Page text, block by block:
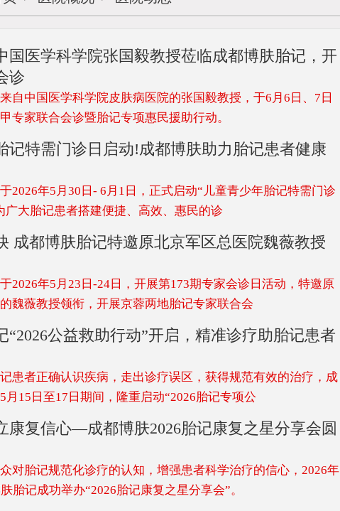
国医学科学院张国毅教授莅临成都博肤胎记，开
诊
自中国医学科学院皮肤病医院的张国毅教授，于6月6日、7日
专家联合会诊暨胎记专项惠民援助行动。
记特需门诊日启动!成都博肤助力胎记患者健康
2026年5月30日- 6月1日，正式启动“儿童青少年胎记特需门诊
广大胎记患者搭建便捷、高效、惠民的诊
成都博肤胎记特邀原北京军区总医院魏薇教授
2026年5月23日-24日，开展第173期专家会诊日活动，特邀原
魏薇教授领衔，开展京蓉两地胎记专家联合会
“2026公益救助行动”开启，精准诊疗助胎记患者
患者正确认识疾病，走出诊疗误区，获得规范有效的治疗，成
月15日至17日期间，隆重启动“2026胎记专项公
康复信心—成都博肤2026胎记康复之星分享会圆
对胎记规范化诊疗的认知，增强患者科学治疗的信心，2026年
胎记成功举办“2026胎记康复之星分享会”。